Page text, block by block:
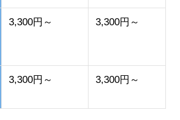
3,300円～ 3,300円～
3,300円～ 3,300円～